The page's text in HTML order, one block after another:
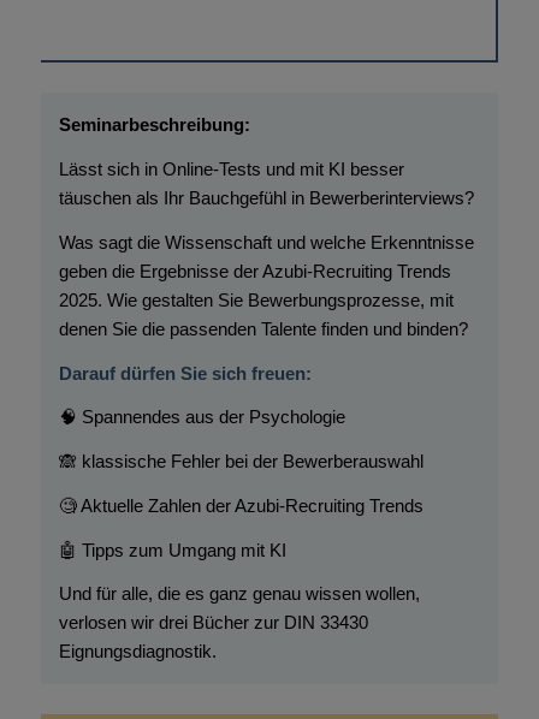
Lässt sich in Online-Tests und mit KI besser
täuschen als Ihr Bauchgefühl in Bewerberinterviews?
Was sagt die Wissenschaft und welche Erkenntnisse
geben die Ergebnisse der Azubi-Recruiting Trends
2025. Wie gestalten Sie Bewerbungsprozesse, mit
denen Sie die passenden Talente finden und binden?
Darauf dürfen Sie sich freuen:
🧠 Spannendes aus der Psychologie
🙈 klassische Fehler bei der Bewerberauswahl
🧐 Aktuelle Zahlen der Azubi-Recruiting Trends
🤖 Tipps zum Umgang mit KI
Und für alle, die es ganz genau wissen wollen,
verlosen wir drei Bücher zur DIN 33430
Eignungsdiagnostik.